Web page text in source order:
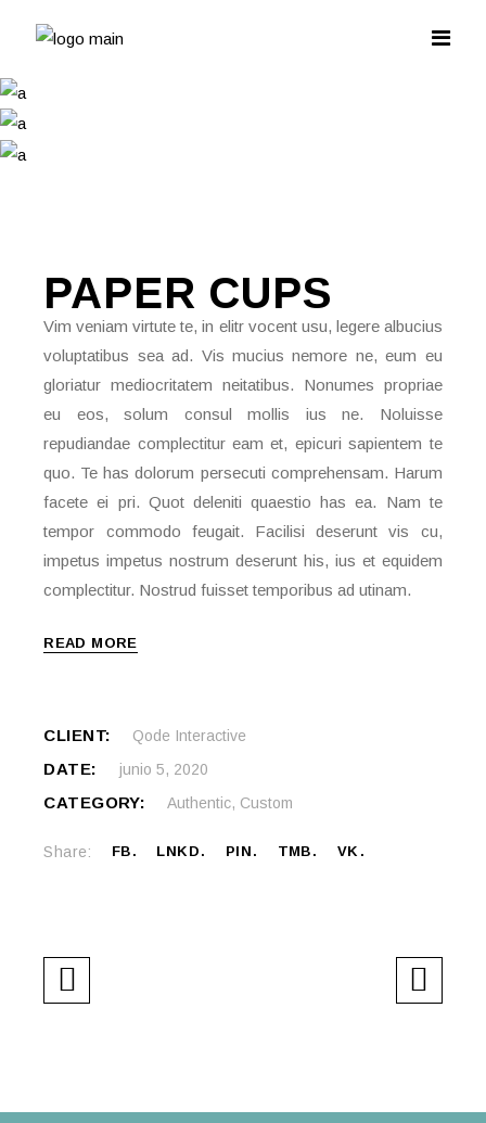
PAPER CUPS
Vim veniam virtute te, in elitr vocent usu, legere albucius
voluptatibus sea ad. Vis mucius nemore ne, eum eu
gloriatur mediocritatem neitatibus. Nonumes propriae
eu eos, solum consul mollis ius ne. Noluisse
repudiandae complectitur eam et, epicuri sapientem te
quo. Te has dolorum persecuti comprehensam. Harum
facete ei pri. Quot deleniti quaestio has ea. Nam te
tempor commodo feugait. Facilisi deserunt vis cu,
impetus impetus nostrum deserunt his, ius et equidem
complectitur. Nostrud fuisset temporibus ad utinam.
READ MORE
CLIENT: Qode Interactive
DATE: junio 5, 2020
CATEGORY: Authentic, Custom
Share: FB LNKD PIN TMB VK